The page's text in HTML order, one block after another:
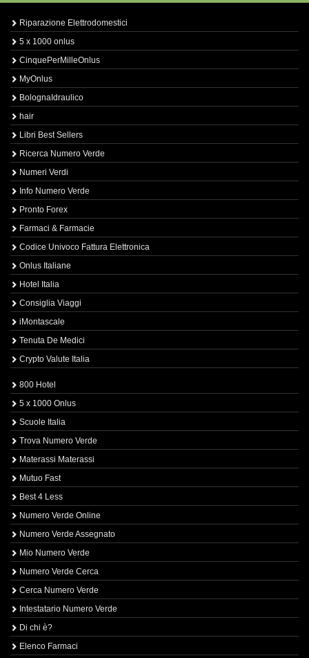
Riparazione Elettrodomestici
5 x 1000 onlus
CinquePerMilleOnlus
MyOnlus
BolognaIdraulico
hair
Libri Best Sellers
Ricerca Numero Verde
Numeri Verdi
Info Numero Verde
Pronto Forex
Farmaci & Farmacie
Codice Univoco Fattura Elettronica
Onlus Italiane
Hotel Italia
Consiglia Viaggi
iMontascale
Tenuta De Medici
Crypto Valute Italia
800 Hotel
5 x 1000 Onlus
Scuole Italia
Trova Numero Verde
Materassi Materassi
Mutuo Fast
Best 4 Less
Numero Verde Online
Numero Verde Assegnato
Mio Numero Verde
Numero Verde Cerca
Cerca Numero Verde
Intestatario Numero Verde
Di chi è?
Elenco Farmaci